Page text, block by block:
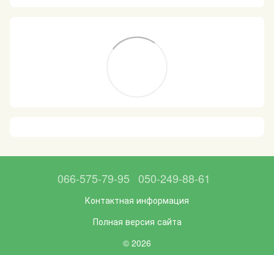
066-575-79-95 050-249-88-61
Контактная информация
Полная версия сайта
© 2026